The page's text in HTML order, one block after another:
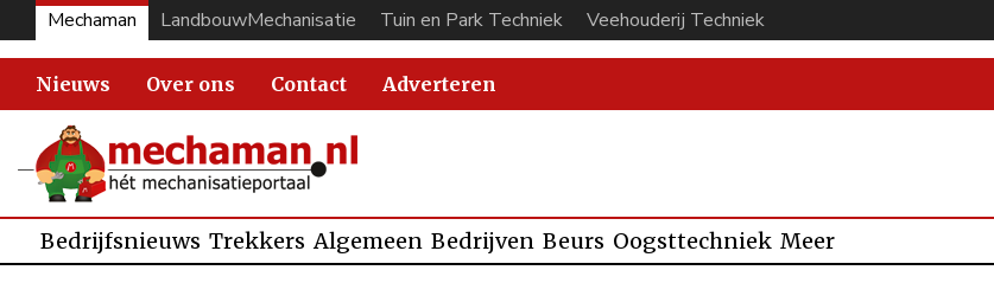
Mechaman LandbouwMechanisatie Tuin en Park Techniek Veehouderij Techniek
Nieuws Over ons Contact Adverteren
Bedrijfsnieuws Trekkers Algemeen Bedrijven Beurs Oogsttechniek Meer